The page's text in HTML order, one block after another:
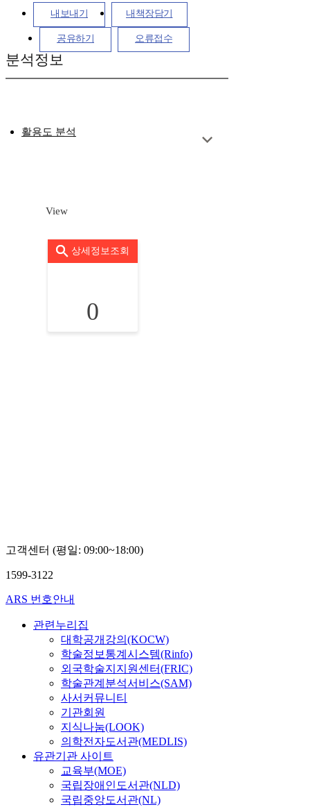
내보내기 내책장담기
공유하기 오류접수
분석정보
활용도 분석
View
상세정보조회
0
고객센터 (평일: 09:00~18:00)
1599-3122
ARS 번호안내
관련누리집
대학공개강의(KOCW)
학술정보통계시스템(Rinfo)
외국학술지지원센터(FRIC)
학술관계분석서비스(SAM)
사서커뮤니티
기관회원
지식나눔(LOOK)
의학전자도서관(MEDLIS)
유관기관 사이트
교육부(MOE)
국립장애인도서관(NLD)
국립중앙도서관(NL)